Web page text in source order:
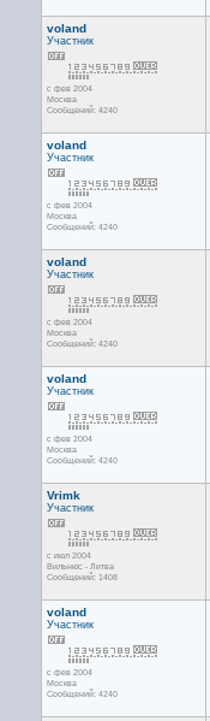
voland
Участник
с фев 2004
Москва
Сообщений: 4240
voland
Участник
с фев 2004
Москва
Сообщений: 4240
voland
Участник
с фев 2004
Москва
Сообщений: 4240
voland
Участник
с фев 2004
Москва
Сообщений: 4240
Vrimk
Участник
с июл 2004
Вильнюс - Литва
Сообщений: 1408
voland
Участник
с фев 2004
Москва
Сообщений: 4240